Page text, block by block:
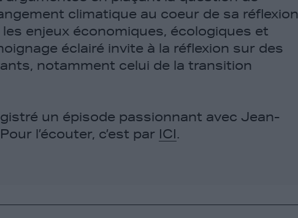
climatique au coeur de sa réflexion
enjeux économiques, écologiques et
éclairé invite à la réflexion sur des
notamment celui de la transition
un épisode passionnant avec Jean-
l’écouter, c’est par ICI.